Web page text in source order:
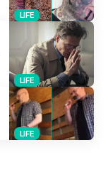
LIFE
LIFE
LIFE